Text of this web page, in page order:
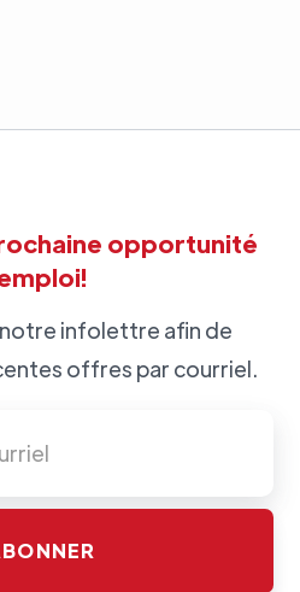
opportunité
infolettre afin de
offres par courriel.